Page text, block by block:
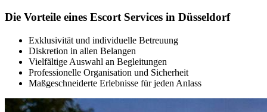
Die Vorteile eines Escort Services in Düsseldorf
Exklusivität und individuelle Betreuung
Diskretion in allen Belangen
Vielfältige Auswahl an Begleitungen
Professionelle Organisation und Sicherheit
Maßgeschneiderte Erlebnisse für jeden Anlass